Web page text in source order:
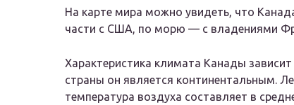
На карте мира можно увидеть, что
части с США, по морю — с владениями
Характеристика климата Канады
страны он является континентальным.
температура воздуха составляет в